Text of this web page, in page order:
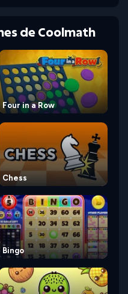
de Coolmath
Four in a Row
Chess
Bingo